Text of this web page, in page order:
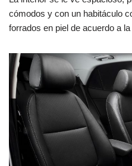
cómodos y con un habitáculo
forrados en piel de acuerdo a